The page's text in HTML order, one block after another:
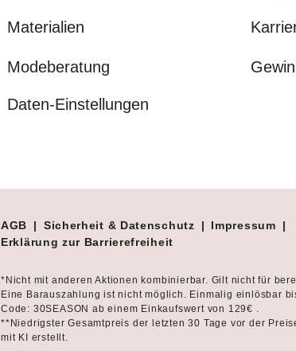
Materialien
Modeberatung
Daten-Einstellungen
AGB | Sicherheit & Datenschutz | Impressum
|
Erklärung zur Barrierefreiheit
*Nicht mit anderen Aktionen kombinierbar. Gilt nicht für
Eine Barauszahlung ist nicht möglich. Einmalig einlösbar
Code: 30SEASON ab einem Einkaufswert von 129€ .
**Niedrigster Gesamtpreis der letzten 30 Tage vor der
mit KI erstellt.